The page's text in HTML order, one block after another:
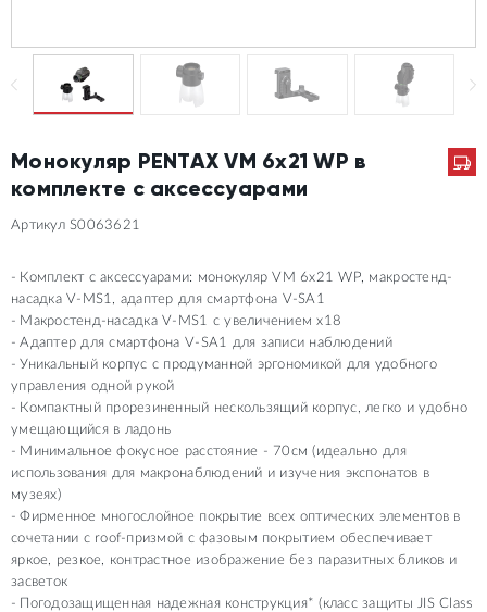
Монокуляр PENTAX VM 6x21 WP в
комплекте с аксессуарами
Артикул S0063621
Комплект с аксессуарами: монокуляр VM 6x21 WP, макростенд-
насадка V-MS1, адаптер для смартфона V-SA1
Макростенд-насадка V-MS1 с увеличением x18
Адаптер для смартфона V-SA1 для записи наблюдений
Уникальный корпус с продуманной эргономикой для удобного
управления одной рукой
Компактный прорезиненный нескользящий корпус, легко и удобно
умещающийся в ладонь
Минимальное фокусное расстояние - 70см (идеально для
использования для макронаблюдений и изучения экспонатов в
музеях)
Фирменное многослойное покрытие всех оптических элементов в
сочетании с roof-призмой с фазовым покрытием обеспечивает
яркое, резкое, контрастное изображение без паразитных бликов и
засветок
Погодозащищенная надежная конструкция* (класс защиты JIS Class